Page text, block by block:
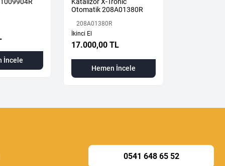
İncele
Otomatik 208A01380R
208A01380R
İkinci El
17.000,00 TL
Hemen İncele
0541 648 65 52